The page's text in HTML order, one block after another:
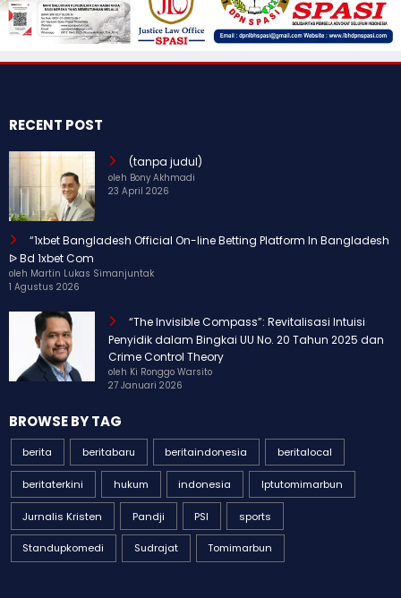
RECENT POST
(tanpa judul)
oleh Bony Akhmadi
23 April 2026
“1xbet Bangladesh Official On-line Betting Platform In Bangladesh
ᐉ Bd 1xbet Com
oleh Martin Lukas Simanjuntak
1 Agustus 2026
“The Invisible Compass”: Revitalisasi Intuisi
Penyidik dalam Bingkai UU No. 20 Tahun 2025 dan
Crime Control Theory
oleh Ki Ronggo Warsito
BROWSE BY TAG
berita beritabaru beritaindonesia beritalocal
Iptutomimarbun
Pandji sports
Standupkomedi Sudrajat